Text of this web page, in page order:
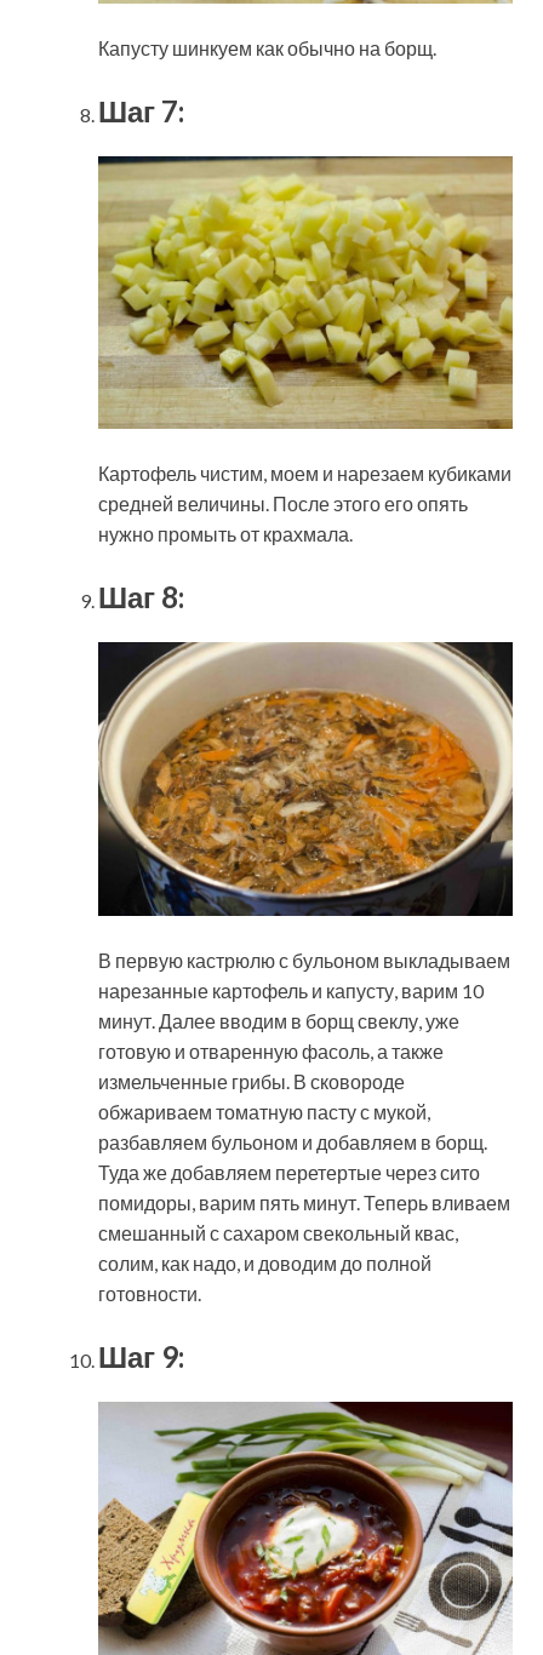
Капусту шинкуем как обычно на борщ.
Шаг 7:
Картофель чистим, моем и нарезаем кубиками
средней величины. После этого его опять
нужно промыть от крахмала.
Шаг 8:
В первую кастрюлю с бульоном выкладываем
нарезанные картофель и капусту, варим 10
минут. Далее вводим в борщ свеклу, уже
готовую и отваренную фасоль, а также
измельченные грибы. В сковороде
обжариваем томатную пасту с мукой,
разбавляем бульоном и добавляем в борщ.
Туда же добавляем перетертые через сито
помидоры, варим пять минут. Теперь вливаем
смешанный с сахаром свекольный квас,
солим, как надо, и доводим до полной
готовности.
Шаг 9: